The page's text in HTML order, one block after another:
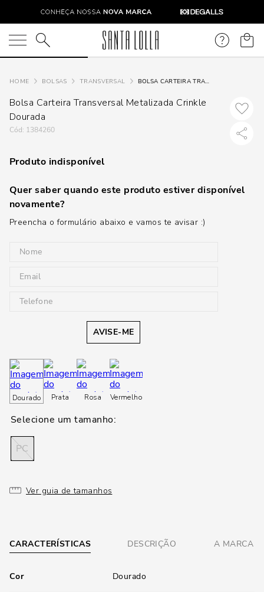
O que você está procurando?
BOLSAS TRANSVERSAL BOLSA CARTEIRA TRANSVERSAL METALIZADA CRINKLE DOURADA
Bolsa Carteira Transversal Metalizada Crinkle
Dourada
: 1384260
Produto indisponível
Quer saber quando este produto estiver disponível
novamente?
Preencha o formulário abaixo e vamos te avisar :)
AVISE-ME
Dourado Prata Rosa Vermelho
PC
Ver guia de tamanhos
CARACTERÍSTICAS DESCRIÇÃO A MARCA
Cor Dourado